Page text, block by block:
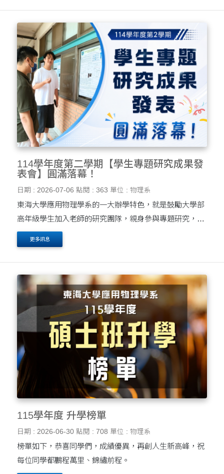
索....
114學年度第二學期【學生專題研究成果發
表會】圓滿落幕！
日期 : 2026-07-06 點閱 : 363 單位 : 物理系
東海大學應用物理學系的一大辦學特色，就是鼓勵大學部
高年級學生加入老師的研究團隊，親身參與專題研究，提
早接觸科學研究的真實樣貌。研究的題目或許不大，但透
過親自探索未知、分析數據、驗證結果，同學們能體會....
更多訊息
115學年度 升學榜單
日期 : 2026-06-30 點閱 : 708 單位 : 物理系
榜單如下，恭喜同學們，成績優異，再創人生新高峰，祝
每位同學都鵬程萬里、錦繡前程。